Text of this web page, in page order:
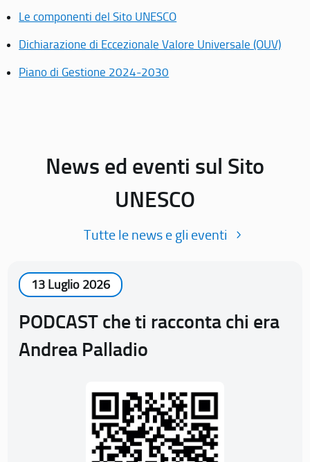
Le componenti del Sito UNESCO
Dichiarazione di Eccezionale Valore Universale (OUV)
Piano di Gestione 2024-2030
News ed eventi sul Sito
UNESCO
Tutte le news e gli eventi
13 Luglio 2026
PODCAST che ti racconta chi era
Andrea Palladio